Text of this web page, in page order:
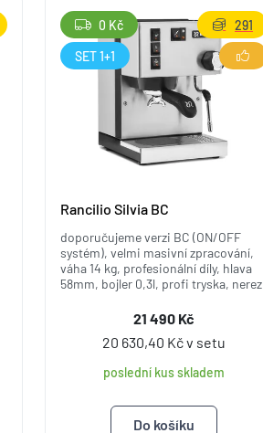
Rancilio Silvia BC
doporučujeme verzi BC (ON/OFF
systém), velmi masivní zpracování,
váha 14 kg, profesionální díly, hlava
58mm, bojler 0,3l, profi tryska, nerez
21 490 Kč
20 630,40 Kč v setu
poslední kus skladem
0 Kč
SET 1+1
291